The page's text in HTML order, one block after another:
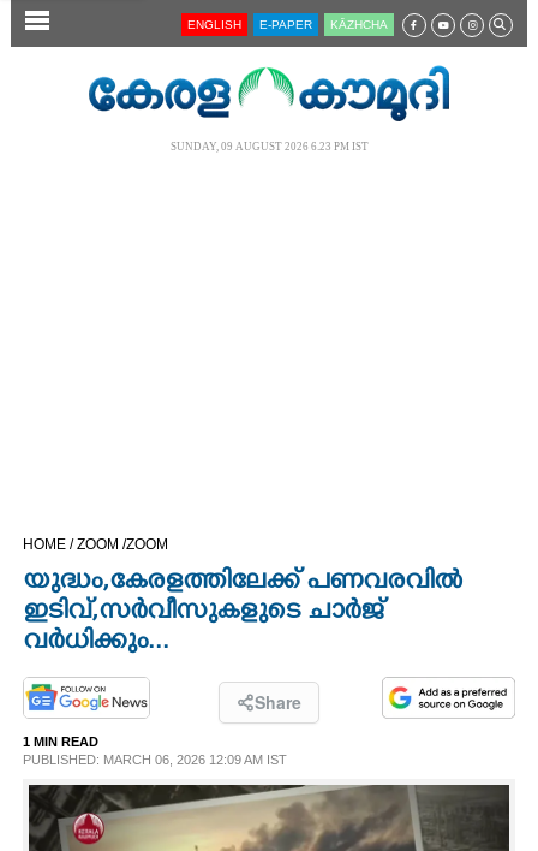
SECTIONS
OPINION
PHOTOS
LIFESTYLE
SPIRITUAL
ENGLISH E-PAPER KĀZHCHA
SUNDAY, 09 AUGUST 2026 6.23 PM IST
HOME /ZOOM /ZOOM
യുദ്ധം,കേരളത്തിലേക്ക് പണവരവിൽ
ഇടിവ്,സർവീസുകളുടെ ചാർജ്
വർധിക്കും...
Share
1 MIN READ
PUBLISHED: MARCH 06, 2026 12:09 AM IST